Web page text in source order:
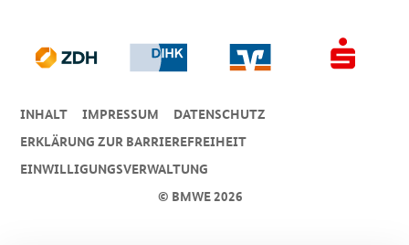
© BMWE 2026
INHALT IMPRESSUM
DA­TEN­SCHUTZ
ERKLÄRUNG ZUR BARRIEREFREIHEIT
EINWILLIGUNGSVERWALTUNG